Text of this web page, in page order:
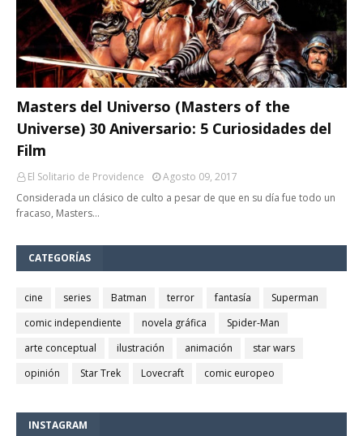
Masters del Universo (Masters of the
Universe) 30 Aniversario: 5 Curiosidades del
Film
El Solitario de Providence
Agosto 09, 2017
Considerada un clásico de culto a pesar de que en su día fue todo un
fracaso, Masters…
CATEGORÍAS
cine series Batman terror fantasía
Superman
comic independiente
novela gráfica
Spider-Man
arte conceptual
ilustración animación
star wars
opinión
Star Trek Lovecraft comic europeo
INSTAGRAM